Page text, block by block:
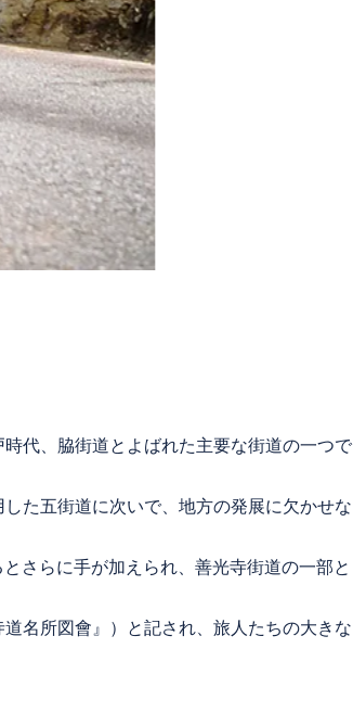
代、脇街道とよばれた主要な街道の一つで
た五街道に次いで、地方の発展に欠かせな
さらに手が加えられ、善光寺街道の一部と
名所図會』）と記され、旅人たちの大きな